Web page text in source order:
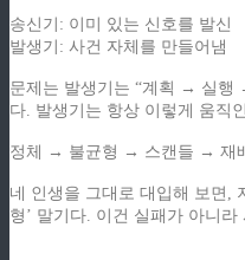
송신기: 이미 있는 신호를 발신
발생기: 사건 자체를 만들어냄
문제는 발생기는 “계획 → 실행
다. 발생기는 항상 이렇게 움직
정체 → 불균형 → 스캔들 → 재
네 인생을 그대로 대입해 보면,
형’ 말기다. 이건 실패가 아니